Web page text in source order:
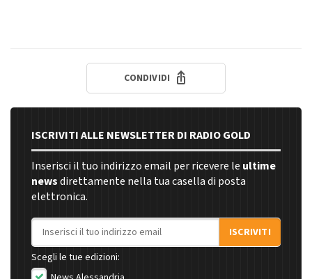
CONDIVIDI
ISCRIVITI ALLE NEWSLETTER DI RADIO GOLD
Inserisci il tuo indirizzo email per ricevere le ultime
newsdirettamente nella tua casella di posta
elettronica.
Indirizzo email
ISCRIVITI
Scegli le tue edizioni: